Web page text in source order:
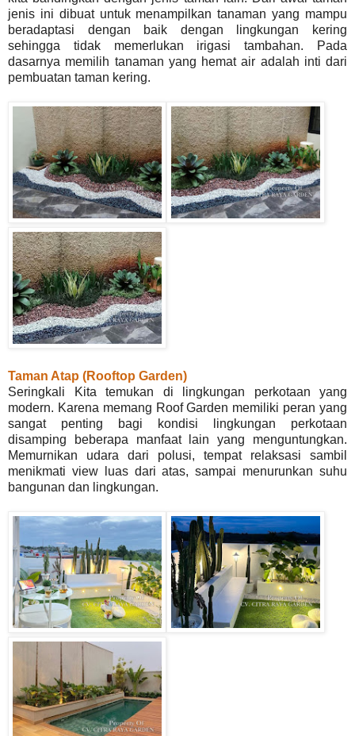
jenis ini dibuat untuk menampilkan tanaman yang mampu
beradaptasi dengan baik dengan lingkungan kering
sehingga tidak memerlukan irigasi tambahan. Pada
dasarnya memilih tanaman yang hemat air adalah inti dari
pembuatan taman kering.
Taman Atap (Rooftop Garden)
Seringkali Kita temukan di lingkungan perkotaan yang
modern. Karena memang Roof Garden memiliki peran yang
sangat penting bagi kondisi lingkungan perkotaan
disamping beberapa manfaat lain yang menguntungkan.
Memurnikan udara dari polusi, tempat relaksasi sambil
menikmati view luas dari atas, sampai menurunkan suhu
bangunan dan lingkungan.